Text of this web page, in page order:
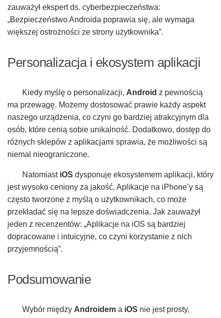
zauważył ekspert ds. cyberbezpieczeństwa:
„Bezpieczeństwo Androida poprawia się, ale wymaga
większej ostrożności ze strony użytkownika”.
Personalizacja i ekosystem aplikacji
Kiedy myślę o personalizacji, Android z pewnością
ma przewagę. Możemy dostosować prawie każdy aspekt
naszego urządzenia, co czyni go bardziej atrakcyjnym dla
osób, które cenią sobie unikalność. Dodatkowo, dostęp do
różnych sklepów z aplikacjami sprawia, że możliwości są
niemal nieograniczone.
Natomiast iOS dysponuje ekosystemem aplikacji, który
jest wysoko ceniony za jakość. Aplikacje na iPhone’y są
często tworzone z myślą o użytkownikach, co może
przekładać się na lepsze doświadczenia. Jak zauważył
jeden z recenzentów: „Aplikacje na iOS są bardziej
dopracowane i intuicyjne, co czyni korzystanie z nich
przyjemnością”.
Podsumowanie
Wybór między Androidem a iOS nie jest prosty,